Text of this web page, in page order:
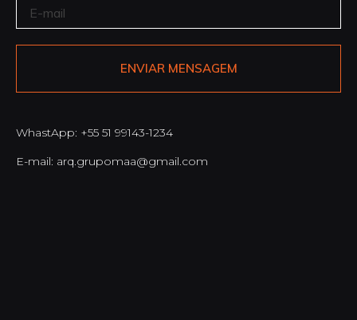
ENVIAR MENSAGEM
WhastApp: +55 51 99143-1234
E-mail: arq.grupomaa@gmail.com